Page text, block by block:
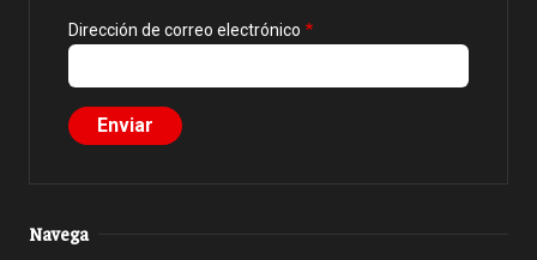
Dirección de correo electrónico
Navega